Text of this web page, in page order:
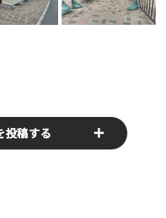
投稿する
送りください！あなたの写真